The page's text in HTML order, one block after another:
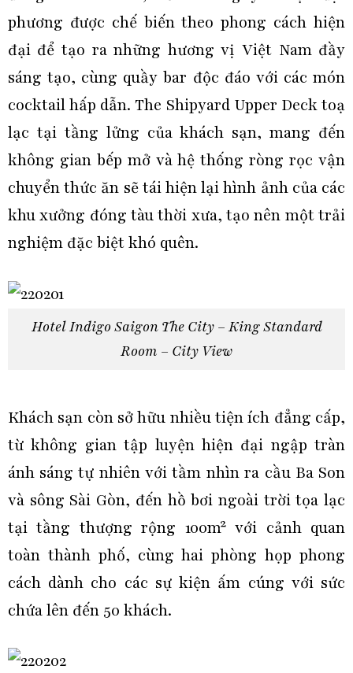
phương được chế biến theo phong cách hiện
đại để tạo ra những hương vị Việt Nam đầy
sáng tạo, cùng quầy bar độc đáo với các món
cocktail hấp dẫn. The Shipyard Upper Deck toạ
lạc tại tầng lửng của khách sạn, mang đến
không gian bếp mở và hệ thống ròng rọc vận
chuyển thức ăn sẽ tái hiện lại hình ảnh của các
khu xưởng đóng tàu thời xưa, tạo nên một trải
nghiệm đặc biệt khó quên.
Hotel Indigo Saigon The City – King Standard
Room – City View
Khách sạn còn sở hữu nhiều tiện ích đẳng cấp,
từ không gian tập luyện hiện đại ngập tràn
ánh sáng tự nhiên với tầm nhìn ra cầu Ba Son
và sông Sài Gòn, đến hồ bơi ngoài trời tọa lạc
tại tầng thượng rộng 100m² với cảnh quan
toàn thành phố, cùng hai phòng họp phong
cách dành cho các sự kiện ấm cúng với sức
chứa lên đến 50 khách.